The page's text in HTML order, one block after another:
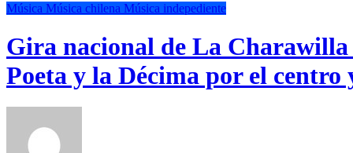
Música Música chilena Música indepediente
Gira nacional de La
Poeta y la Décima por el centro